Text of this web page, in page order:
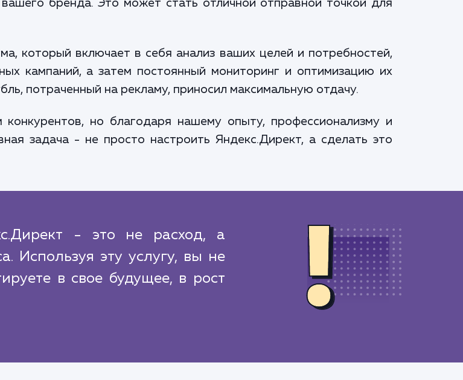
бренда. Это может стать отличной отправной точкой для
который включает в себя анализ ваших целей и потребностей,
кампаний, а затем постоянный мониторинг и оптимизацию их
потраченный на рекламу, приносил максимальную отдачу.
но благодаря нашему опыту, профессионализму и
задача - не просто настроить Яндекс.Директ, а сделать это
- это не расход, а
Используя эту услугу, вы не
в свое будущее, в рост